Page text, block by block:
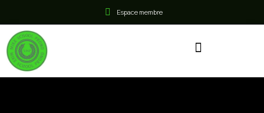
Espace membre